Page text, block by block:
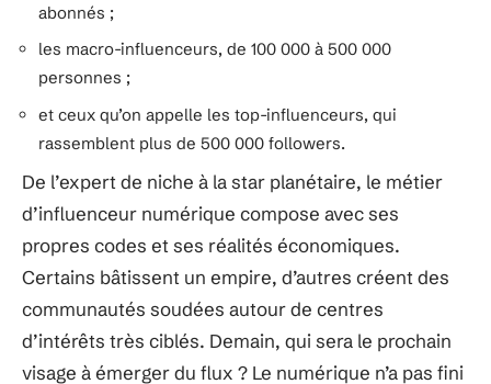
abonnés ;
les macro-influenceurs, de 100 000 à 500 000
personnes ;
et ceux qu’on appelle les top-influenceurs, qui
rassemblent plus de 500 000 followers.
De l’expert de niche à la star planétaire, le métier
d’influenceur numérique compose avec ses
propres codes et ses réalités économiques.
Certains bâtissent un empire, d’autres créent des
communautés soudées autour de centres
d’intérêts très ciblés. Demain, qui sera le prochain
visage à émerger du flux ? Le numérique n’a pas fini